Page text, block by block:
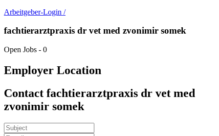
Arbeitgeber-Login /
fachtierarztpraxis dr vet med zvonimir somek
Open Jobs - 0
Employer Location
Contact fachtierarztpraxis dr vet med
zvonimir somek